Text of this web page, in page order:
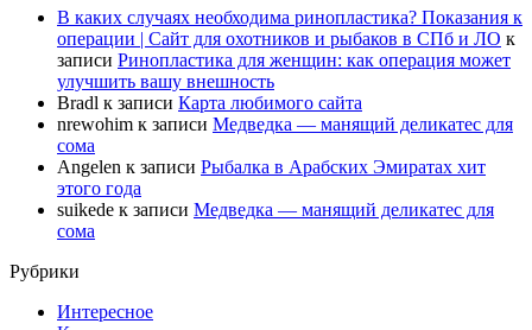
В каких случаях необходима ринопластика? Показания к
операции | Сайт для охотников и рыбаков в СПб и ЛО к
записи Ринопластика для женщин: как операция может
улучшить вашу внешность
Bradl к записи Карта любимого сайта
nrewohim к записи Медведка — манящий деликатес для
сома
Angelen к записи Рыбалка в Арабских Эмиратах хит
этого года
suikede к записи Медведка — манящий деликатес для
сома
Рубрики
Интересное